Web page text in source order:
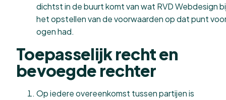
dichtst in de buurt komt van wat RVD Webdesign
het opstellen van de voorwaarden op dat punt
ogen had.
Toepasselijk recht en
bevoegde rechter
Op iedere overeenkomst tussen partijen is